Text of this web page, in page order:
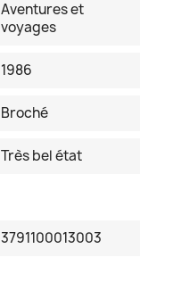
Aventures et
voyages
1986
Broché
Très bel état
3791100013003